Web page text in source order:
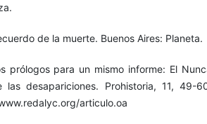
de la muerte. Buenos Aires: Planeta.
prólogos para un mismo informe: El
desapariciones. Prohistoria, 11, 49-
articulo.oa